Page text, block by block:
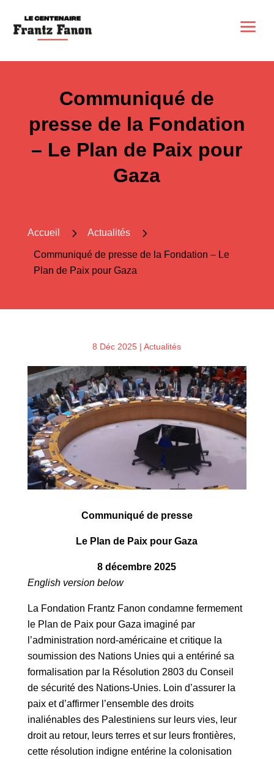
a
Communiqué de
presse de la Fondation
– Le Plan de Paix pour
Gaza
Accueil 5 Actualités 5
Communiqué de presse de la Fondation – Le
Plan de Paix pour Gaza
8 Déc 2025 |Actualités
Communiqué de presse
Le Plan de Paix pour Gaza
8 décembre 2025
English version below
La Fondation Frantz Fanon condamne fermement
le Plan de Paix pour Gaza imaginé par
l’administration nord-américaine et critique la
soumission des Nations Unies qui a entériné sa
formalisation par la Résolution 2803 du Conseil
de sécurité des Nations-Unies. Loin d’assurer la
paix et d’affirmer l’ensemble des droits
inaliénables des Palestiniens sur leurs vies, leur
droit au retour, leurs terres et sur leurs frontières,
cette résolution indigne entérine la colonisation